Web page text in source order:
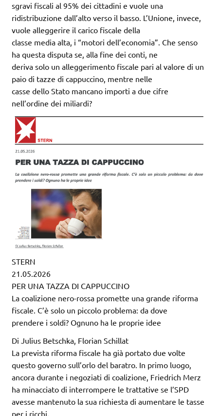
sgravi fiscali al 95% dei cittadini e vuole una
ridistribuzione dall’alto verso il basso. L’Unione, invece,
vuole alleggerire il carico fiscale della
classe media alta, i “motori dell’economia”. Che senso
ha questa disputa se, alla fine dei conti, ne
deriva solo un alleggerimento fiscale pari al valore di un
paio di tazze di cappuccino, mentre nelle
casse dello Stato mancano importi a due cifre
nell’ordine dei miliardi?
STERN
21.05.2026
PER UNA TAZZA DI CAPPUCCINO
La coalizione nero-rossa promette una grande riforma
fiscale. C’è solo un piccolo problema: da dove
prendere i soldi? Ognuno ha le proprie idee
Di Julius Betschka, Florian Schillat
La prevista riforma fiscale ha già portato due volte
questo governo sull’orlo del baratro. In primo luogo,
ancora durante i negoziati di coalizione, Friedrich Merz
ha minacciato di interrompere le trattative se l’SPD
avesse mantenuto la sua richiesta di aumentare le tasse
per i ricchi.